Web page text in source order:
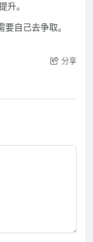
升。
自己去争取。
分享